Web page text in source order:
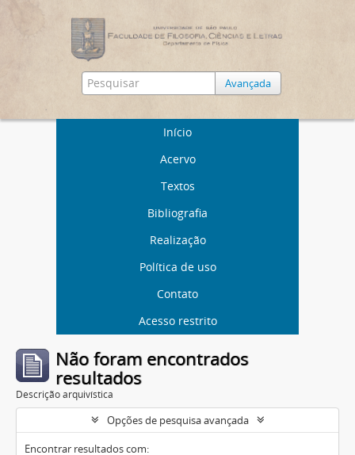
Avançada
Início
Acervo
Textos
Bibliografia
Realização
Política de uso
Contato
Acesso restrito
Não foram encontrados
resultados
Descrição arquivística
Opções de pesquisa avançada
Encontrar resultados com: